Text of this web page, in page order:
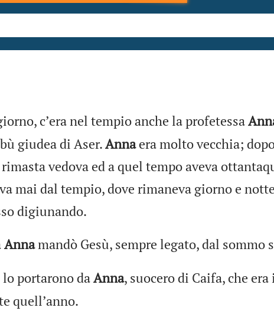
Bibbia
cʼera nel tempio anche la profetessa
giudea di Aser.Annaera molto vecchia;
vedova ed a quel tempo aveva
mai dal tempio, dove rimaneva giorno e
digiunando.
Annamandò Gesù, sempre legato, dal sommo
portarono daAnna, suocero di Caifa, che
quellʼanno.